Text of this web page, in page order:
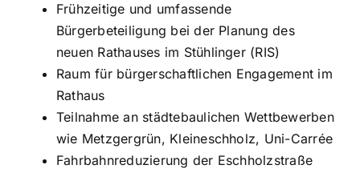
Frühzeitige und umfassende
Bürgerbeteiligung bei der Planung des
neuen Rathauses im Stühlinger (RIS)
Raum für bürgerschaftlichen Engagement im
Rathaus
Teilnahme an städtebaulichen Wettbewerben
wie Metzgergrün, Kleineschholz, Uni-Carrée
Fahrbahnreduzierung der Eschholzstraße